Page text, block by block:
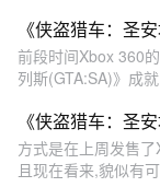
《侠盗猎车：圣
前段时间Xbox 360
列斯(GTA:SA)》成
《侠盗猎车：圣
方式是在上周发售
且现在看来,貌似有